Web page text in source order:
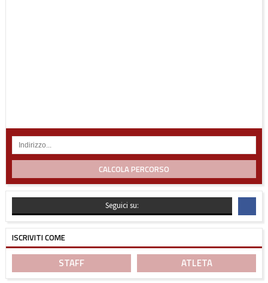
CALCOLA PERCORSO
Seguici su:
ISCRIVITI COME
STAFF ATLETA